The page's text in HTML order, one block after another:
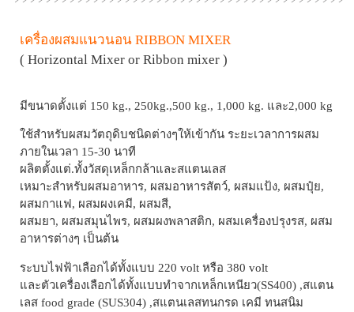
เครื่องผสมแนวนอน RIBBON MIXER
( Horizontal Mixer or Ribbon mixer )
มีขนาดตั้งแต่ 150 kg., 250kg.,500 kg., 1,000 kg. และ2,000 kg
ใช้สำหรับผสมวัตถุดิบชนิดต่างๆให้เข้ากัน ระยะเวลาการผสม
ภายในเวลา 15-30 นาที
ผลิตตั้งแต่.ทั้งวัสดุเหล็กกล้าและสแตนเลส
เหมาะสำหรับผสมอาหาร, ผสมอาหารสัตว์, ผสมแป้ง, ผสมปุ๋ย,
ผสมกาแฟ, ผสมผงเคมี, ผสมสี,
ผสมยา, ผสมสมุนไพร, ผสมผงพลาสติก, ผสมเครื่องปรุงรส, ผสม
อาหารต่างๆ เป็นต้น
ระบบไฟฟ้าเลือกได้ทั้งแบบ 220 volt หรือ 380 volt
และตัวเครื่องเลือกได้ทั้งแบบทำจากเหล็กเหนียว(SS400) ,สแตน
เลส food grade (SUS304) ,สแตนเลสทนกรด เคมี ทนสนิม